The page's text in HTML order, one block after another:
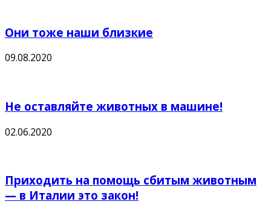
Они тоже наши близкие
09.08.2020
Не оставляйте животных в машине!
02.06.2020
Приходить на помощь сбитым животным
— в Италии это закон!